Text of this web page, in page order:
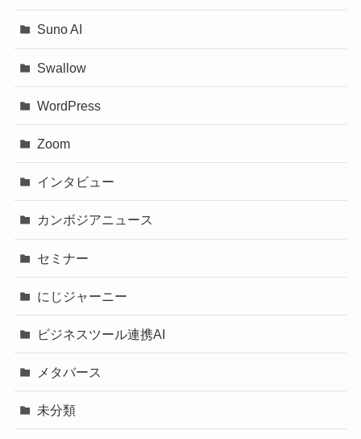
Suno AI
Swallow
WordPress
Zoom
インタビュー
カンボジアニュース
セミナー
にじジャーニー
ビジネスツール連携AI
メタバース
未分類